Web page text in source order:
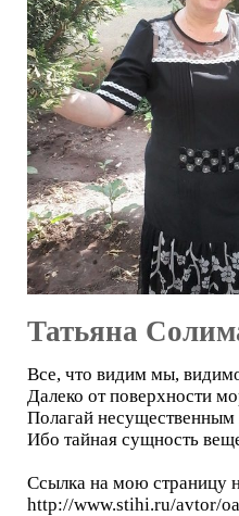
Татьяна
Все, что видим мы,
Далеко от поверхности
Полагай несущественным
Ибо тайная сущность
Ссылка на мою страницу
http://www.stihi.ru/avtor/